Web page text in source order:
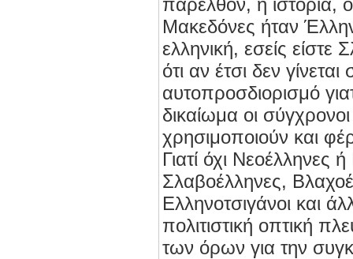
παρελθόν, η ιστορία, ο
Μακεδόνες ήταν
ελληνική, εσείς είστε
ότι αν έτσι δεν
αυτοπροσδιορισμό
δικαίωμα οι
χρησιμοποιούν και
Γιατί όχι
Σλαβοέλληνες,
Ελληνοτσιγάνοι και
πολιτιστική οπτική
των όρων για την